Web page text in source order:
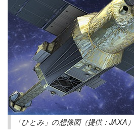
「ひとみ」の想像図（提供：JAXA）